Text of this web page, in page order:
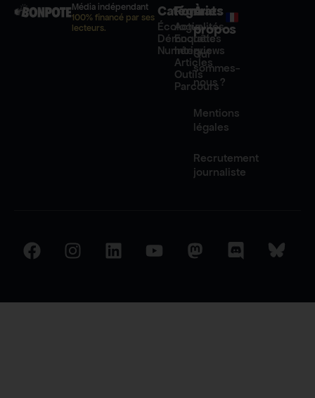
Média indépendant
100% financé par ses
lecteurs.
Catégories
Écologie
Démocratie
Numérique
Formats
Actualités
Enquêtes
Interviews
Articles
Outils
Parcours
À
propos
Qui
sommes-
nous ?
Mentions
légales
Recrutement
journaliste